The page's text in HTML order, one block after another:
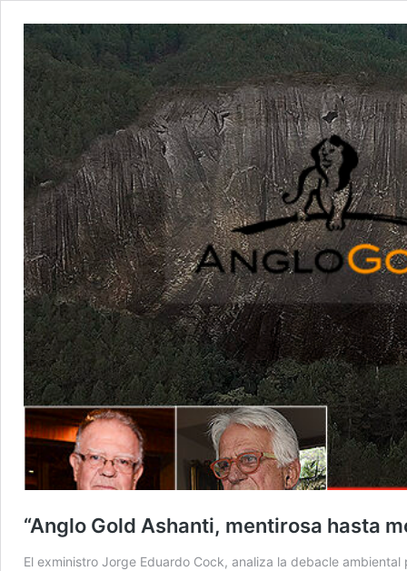
“Anglo Gold Ashanti, mentirosa hasta
El exministro Jorge Eduardo Cock, analiza la debacle